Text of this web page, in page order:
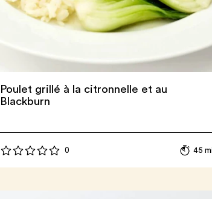
Poulet grillé à la citronnelle et au
Blackburn
0 45